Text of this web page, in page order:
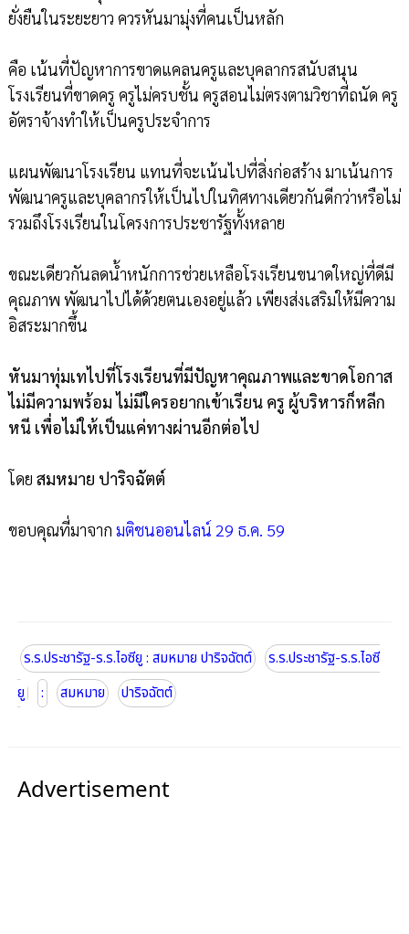
ยั่งยืนในระยะยาว ควรหันมามุ่งที่คนเป็นหลัก
คือ เน้นที่ปัญหาการขาดแคลนครูและบุคลากรสนับสนุน
โรงเรียนที่ขาดครู ครูไม่ครบชั้น ครูสอนไม่ตรงตามวิชาที่ถนัด ครู
อัตราจ้างทำให้เป็นครูประจำการ
แผนพัฒนาโรงเรียน แทนที่จะเน้นไปที่สิ่งก่อสร้าง มาเน้นการ
พัฒนาครูและบุคลากรให้เป็นไปในทิศทางเดียวกันดีกว่าหรือไม่
รวมถึงโรงเรียนในโครงการประชารัฐทั้งหลาย
ขณะเดียวกันลดน้ำหนักการช่วยเหลือโรงเรียนขนาดใหญ่ที่ดีมี
คุณภาพ พัฒนาไปได้ด้วยตนเองอยู่แล้ว เพียงส่งเสริมให้มีความ
อิสระมากขึ้น
หันมาทุ่มเทไปที่โรงเรียนที่มีปัญหาคุณภาพและขาดโอกาส
ไม่มีความพร้อม ไม่มีใครอยากเข้าเรียน ครู ผู้บริหารก็หลีก
หนี เพื่อไม่ให้เป็นแค่ทางผ่านอีกต่อไป
โดย สมหมาย ปาริจฉัตต์
ขอบคุณที่มาจาก มติชนออนไลน์ 29 ธ.ค. 59
ร.ร.ประชารัฐ-ร.ร.ไอซียู : สมหมาย ปาริจฉัตต์
ร.ร.ประชารัฐ-ร.ร.ไอซี
ยู
: สมหมาย ปาริจฉัตต์
Advertisement